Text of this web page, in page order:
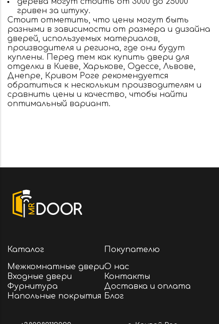
гривен за штуку.
Стоит отметить, что цены могут быть
разными в зависимости от размера и дизайна
дверей, используемых материалов,
производителя и региона, где они будут
куплены. Перед тем как купить двери для
отделки в Киеве, Харькове, Одессе, Львове,
Днепре, Кривом Роге рекомендуется
обратиться к нескольким производителям и
сравнить цены и качество, чтобы найти
оптимальный вариант.
Каталог
Межкомнатные двери
Входные двери
Фурнитура
Напольные покрытия
Покупателю
О нас
Контакты
Доставка и оплата
Блог